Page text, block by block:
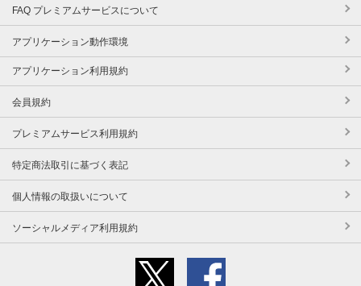
FAQ プレミアムサービスについて
アプリケーション動作環境
アプリケーション利用規約
会員規約
プレミアムサービス利用規約
特定商法取引に基づく表記
個人情報の取扱いについて
ソーシャルメディア利用規約